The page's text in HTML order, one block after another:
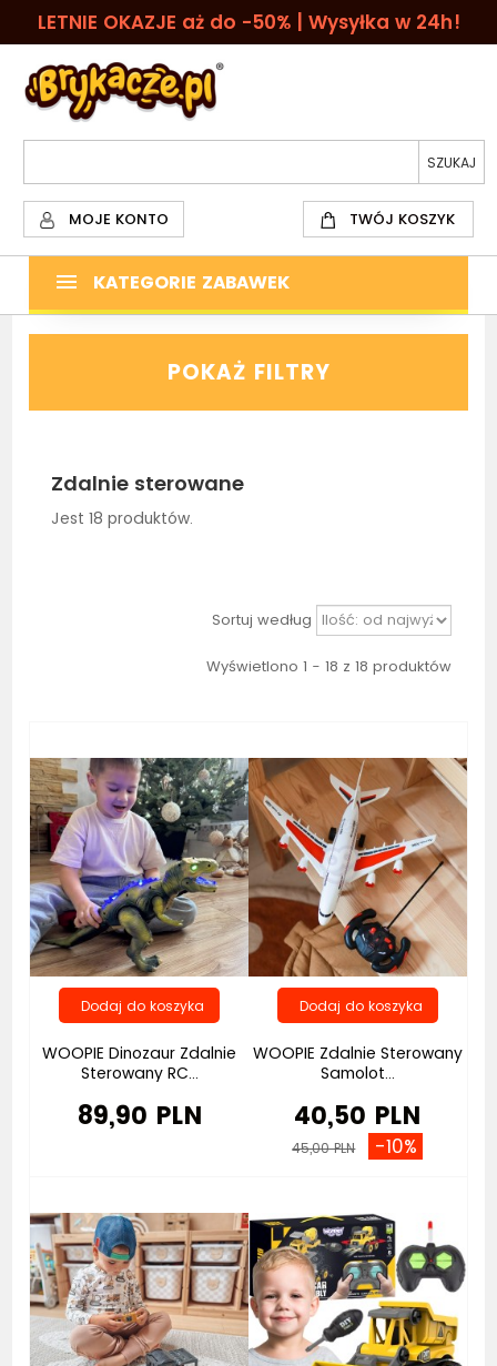
LETNIE OKAZJE aż do -50% | Wysyłka w 24h!
MOJE KONTO TWÓJ KOSZYK
KATEGORIE ZABAWEK
POKAŻ FILTRY
Zdalnie sterowane
Jest 18 produktów.
Sortuj według
Wyświetlono 1 - 18 z 18 produktów
WOOPIE Dinozaur Zdalnie
Sterowany RC...
89,90 PLN
WOOPIE Zdalnie Sterowany
Samolot...
40,50 PLN
45,00 PLN -10%